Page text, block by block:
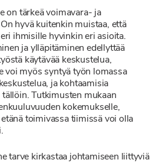
on tärkeä voimavara- ja
hyvä kuitenkin muistaa, että
ihmisille hyvinkin eri asioita.
ja ylläpitäminen edellyttää
käytävää keskustelua,
voi myös syntyä työn lomassa
ja kohtaamisia
Tutkimusten mukaan
kokemukselle,
toimivassa tiimissä voi olla
tarve kirkastaa johtamiseen liittyviä